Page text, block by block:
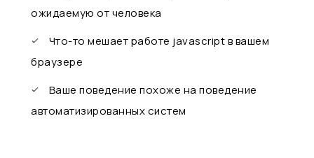
ожидаемую от человека
Что-то мешает работе javascript в вашем
браузере
Ваше поведение похоже на поведение
автоматизированных систем